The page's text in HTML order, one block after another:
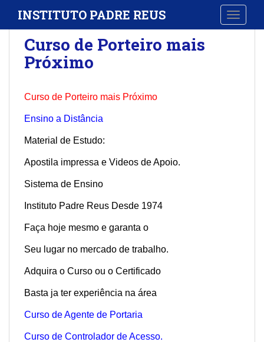
i
INSTITUTO PADRE REUS
Curso de Porteiro mais
Próximo
Curso de Porteiro mais Próximo
Ensino a Distância
Material de Estudo:
Apostila impressa e Videos de Apoio.
Sistema de Ensino
Instituto Padre Reus Desde 1974
Faça hoje mesmo e garanta o
Seu lugar no mercado de trabalho.
Adquira o Curso ou o Certificado
Basta ja ter experiência na área
Curso de Agente de Portaria
Curso de Controlador de Acesso.